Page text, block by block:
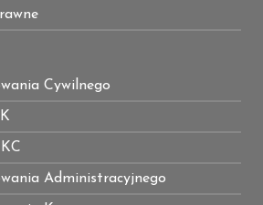
Cywilnego
Administracyjnego